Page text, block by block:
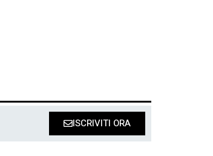
ISCRIVITI ORA